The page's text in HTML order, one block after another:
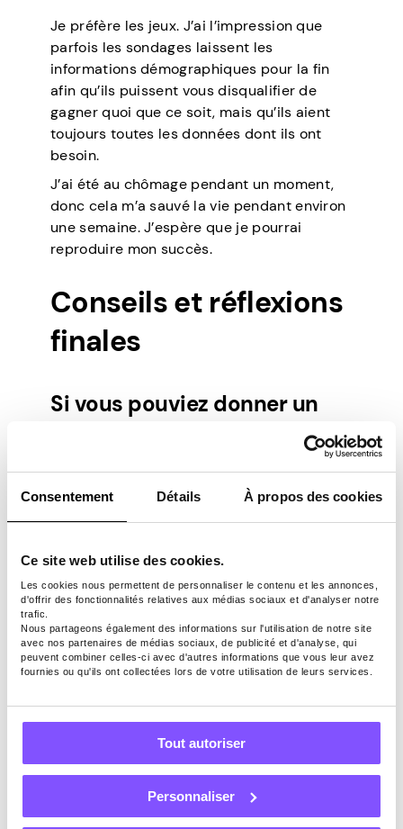
Consentement Détails À propos des cookies
Ce site web utilise des cookies.
Les cookies nous permettent de personnaliser le contenu et les annonces,
d'offrir des fonctionnalités relatives aux médias sociaux et d'analyser notre
trafic.
Nous partageons également des informations sur l'utilisation de notre site
avec nos partenaires de médias sociaux, de publicité et d'analyse, qui
peuvent combiner celles-ci avec d'autres informations que vous leur avez
fournies ou qu'ils ont collectées lors de votre utilisation de leurs services.
Tout autoriser
Personnaliser
Je préfère les jeux. J’ai l’impression que
parfois les sondages laissent les
informations démographiques pour la fin
afin qu’ils puissent vous disqualifier de
gagner quoi que ce soit, mais qu’ils aient
toujours toutes les données dont ils ont
besoin.
J’ai été au chômage pendant un moment,
donc cela m’a sauvé la vie pendant environ
une semaine. J’espère que je pourrai
reproduire mon succès.
Conseils et réflexions
finales
Si vous pouviez donner un
Si vous pouviez Pawns.app
décrire en trois mots, quels
seraient-ils ?
Amusant, intéressant et engageant.
Qu’est-ce qui a été le plus
surprenant dans l’utilisation
de l’application ?